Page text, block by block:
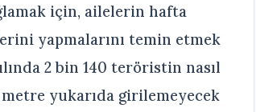
için, ailelerin hafta
yapmalarını temin etmek
2 bin 140 teröristin nasıl
yukarıda girilemeyecek